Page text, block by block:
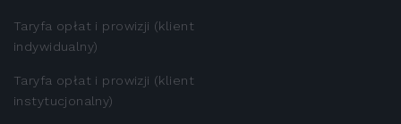
Taryfa opłat i prowizji (klient
indywidualny)
Taryfa opłat i prowizji (klient
instytucjonalny)